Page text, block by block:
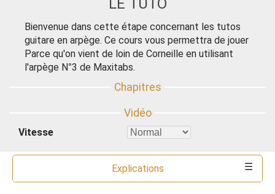
LE TUTO
Bienvenue dans cette étape concernant les tutos
guitare en arpège. Ce cours vous permettra de jouer
Parce qu'on vient de loin de Corneille en utilisant
l'arpège N°3 de Maxitabs.
Vitesse
Explications